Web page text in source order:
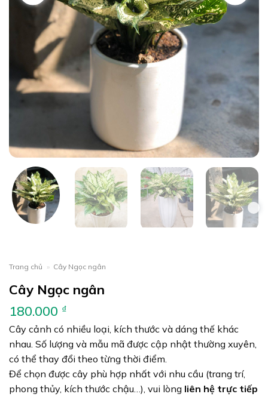
Trang chủ » Cây Ngọc ngân
Cây Ngọc ngân
180.000 ₫
Cây cảnh có nhiều loại, kích thước và dáng thế khác
nhau. Số lượng và mẫu mã được cập nhật thường xuyên,
có thể thay đổi theo từng thời điểm.
Để chọn được cây phù hợp nhất với nhu cầu (trang trí,
phong thủy, kích thước chậu…), vui lòng liên hệ trực tiếp